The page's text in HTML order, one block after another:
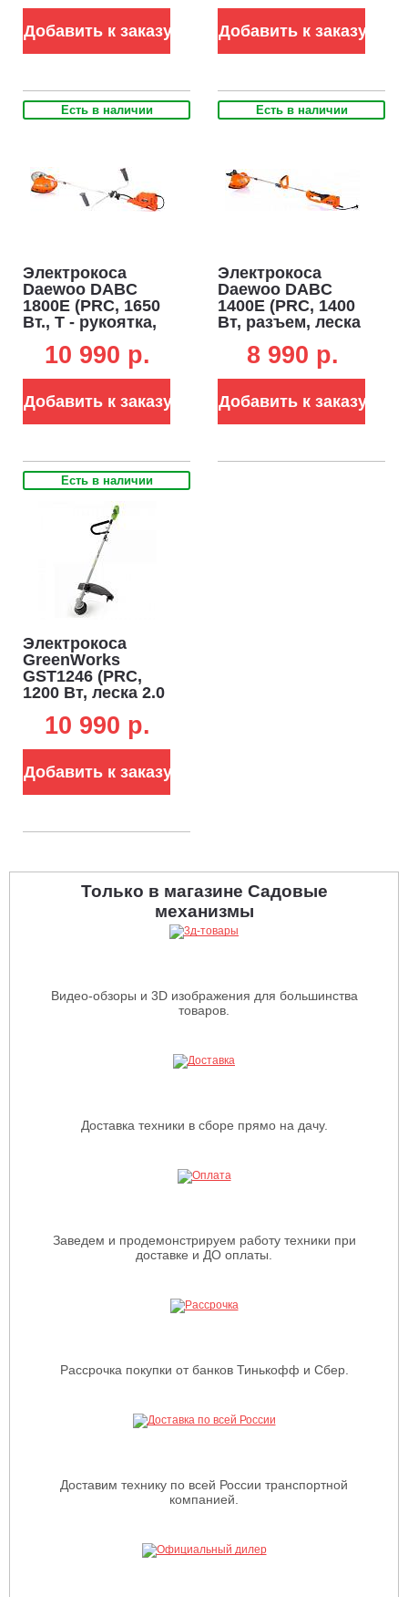
Добавить к заказу
Добавить к заказу
Есть в наличии
Электрокоса
Daewoo DABC
1800E (PRC, 1650
Вт., T - рукоятка,
леска 1,6 мм, +
диск + нож, 5,5 кг.)
10 990 p.
Добавить к заказу
Есть в наличии
Электрокоса
Daewoo DABC
1400E (PRC, 1400
Вт, разъем, леска
8 990 p.
Добавить к заказу
Есть в наличии
Электрокоса
GreenWorks
GST1246 (PRC,
1200 Вт, леска 2.0
ручка, 4.6 кг)
10 990 p.
Добавить к заказу
Только в магазине Садовые
механизмы
Видео-обзоры и 3D изображения для большинства
товаров.
Доставка техники в сборе прямо на дачу.
Заведем и продемонстрируем работу техники при
доставке и ДО оплаты.
Рассрочка покупки от банков Тинькофф и Сбер.
Доставим технику по всей России транспортной
компанией.